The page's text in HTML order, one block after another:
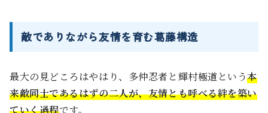
敵でありながら友情を育む葛藤構造
最大の見どころはやはり、多仲忍者と輝村極道という本
来敵同士であるはずの二人が、友情とも呼べる絆を築い
ていく過程です。